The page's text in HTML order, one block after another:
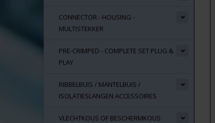
CONNECTOR - HOUSING -
MULTISTEKKER
PRE-CRIMPED - COMPLETE SET PLUG &
PLAY
RIBBELBUIS / MANTELBUIS /
ISOLATIESLANGEN ACCESSOIRES
VLECHTKOUS OF BESCHERMKOUS